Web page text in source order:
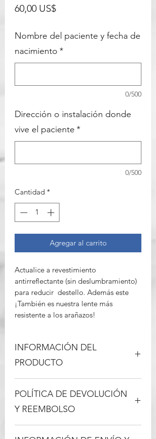
seleccione los artículos a
carrito y estará listo.
High Index / Featherweight / Light-
125,00 US$
Recubrimiento antirreflejos
Precio
60,00 US$
60,00 US$Precio
Nombre del paciente y fecha de
nacimiento *
0/500
Dirección o instalación donde
vive el paciente *
0/500
Cantidad *
Agregar al carrito
Actualice a revestimiento
antirreflectante (sin deslumbramiento)
para reducir destello. Además este
¡También es nuestra lente más
resistente a los arañazos!
INFORMACIÓN DEL
PRODUCTO
es una forma increíble de reducir el
deslumbramiento moderado y los
reflejo en sus anteojos permite que los
demás vean fácilmente sus ojos para
POLÍTICA DE DEVOLUCIÓN
Y REEMBOLSO